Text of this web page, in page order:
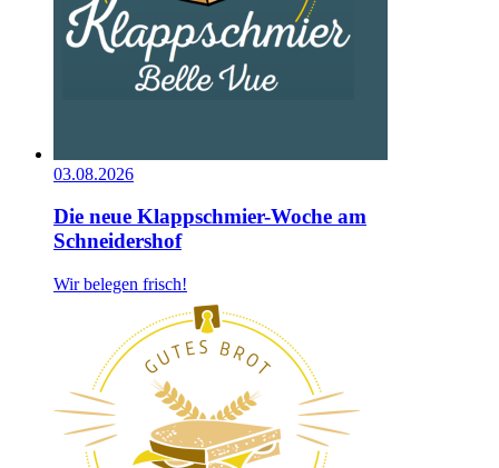
03.08.2026
Die neue Klappschmier-Woche am
Schneidershof
Wir belegen frisch!